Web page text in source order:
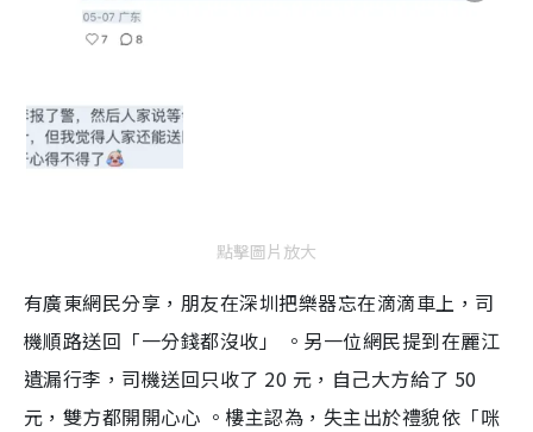
點擊圖片放大
有廣東網民分享，朋友在深圳把樂器忘在滴滴車上，司
機順路送回「一分錢都沒收」 。 另一位網民提到在麗江
遺漏行李，司機送回只收了 20 元，自己大方給了 50
元，雙方都開開心心 。 樓主認為，失主出於禮貌依「咪